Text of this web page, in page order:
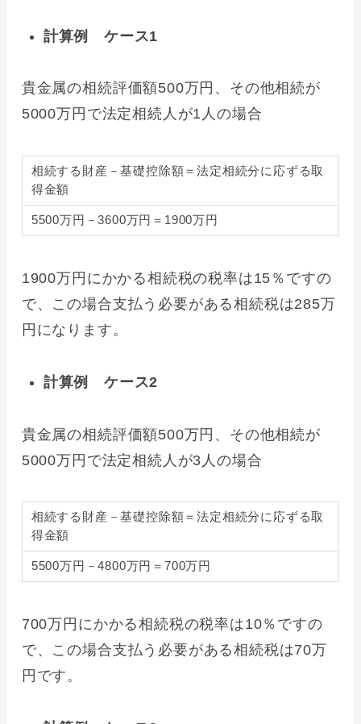
計算例 ケース1
貴金属の相続評価額500万円、その他相続が
5000万円で法定相続人が1人の場合
相続する財産－基礎控除額＝法定相続分に応ずる取
得金額
5500万円－3600万円＝1900万円
1900万円にかかる相続税の税率は15％ですの
で、この場合支払う必要がある相続税は285万
円になります。
計算例 ケース2
貴金属の相続評価額500万円、その他相続が
5000万円で法定相続人が3人の場合
相続する財産－基礎控除額＝法定相続分に応ずる取
得金額
5500万円－4800万円＝700万円
700万円にかかる相続税の税率は10％ですの
で、この場合支払う必要がある相続税は70万
円です。